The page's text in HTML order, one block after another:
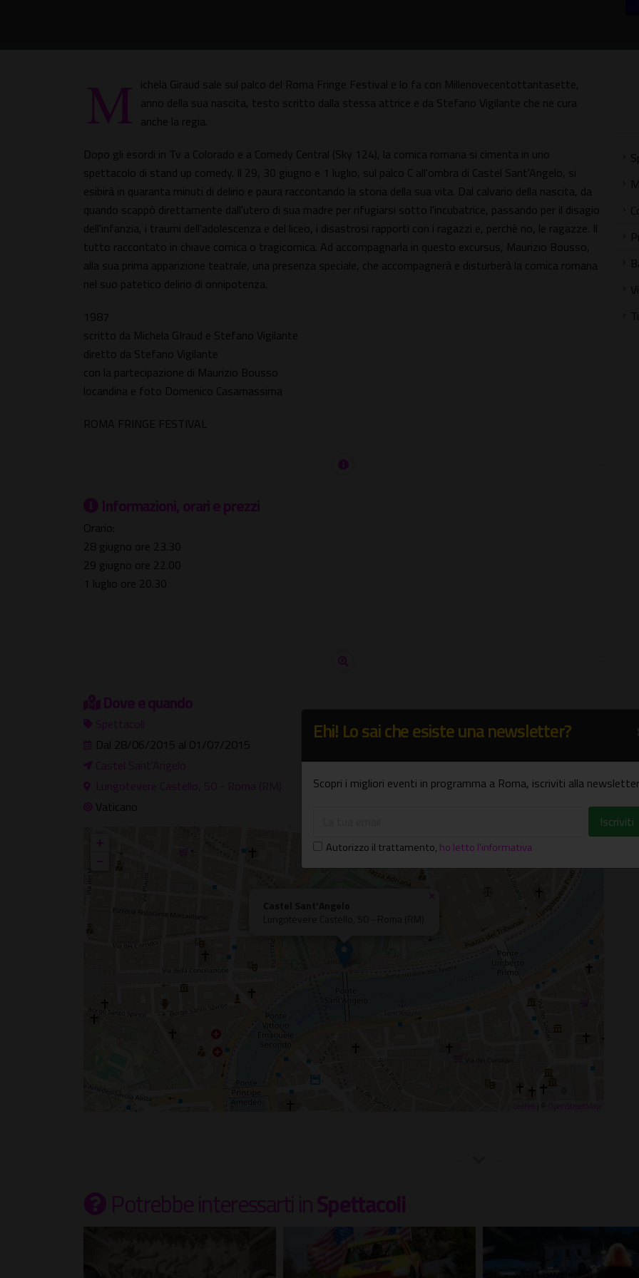
M ichela Giraud sale sul palco del Roma Fringe Festival e lo fa con Millenovecentottantasette,
anno della sua nascita, testo scritto dalla stessa attrice e da Stefano Vigilante che ne cura
anche la regia.
Dopo gli esordi in Tv a Colorado e a Comedy Central (Sky 124), la comica romana si cimenta in uno
spettacolo di stand up comedy. Il 29, 30 giugno e 1 luglio, sul palco C all'ombra di Castel Sant'Angelo, si
esibirà in quaranta minuti di delirio e paura raccontando la storia della sua vita. Dal calvario della nascita, da
quando scappò direttamente dall'utero di sua madre per rifugiarsi sotto l'incubatrice, passando per il disagio
dell'infanzia, i traumi dell'adolescenza e del liceo, i disastrosi rapporti con i ragazzi e, perchè no, le ragazze. Il
tutto raccontato in chiave comica o tragicomica. Ad accompagnarla in questo excursus, Maurizio Bousso,
alla sua prima apparizione teatrale, una presenza speciale, che accompagnerà e disturberà la comica romana
nel suo patetico delirio di onnipotenza.
1987
scritto da Michela GIraud e Stefano Vigilante
diretto da Stefano Vigilante
con la partecipazione di Maurizio Bousso
locandina e foto Domenico Casamassima
ROMA FRINGE FESTIVAL
Informazioni, orari e prezzi
Orario:
28 giugno ore 23.30
29 giugno ore 22.00
1 luglio ore 20.30
Dove e quando
Spettacoli
Dal 28/06/2015 al 01/07/2015
Castel Sant'Angelo
Lungotevere Castello, 50 - Roma (RM)
Vaticano
×
+
−
Potrebbe interessartiinSpettacoli
Ehi! Lo sai che esiste una newsletter?
Scopri i migliori eventi in programma a Roma, iscriviti alla
Autorizzo il trattamento, ho letto l'informativa